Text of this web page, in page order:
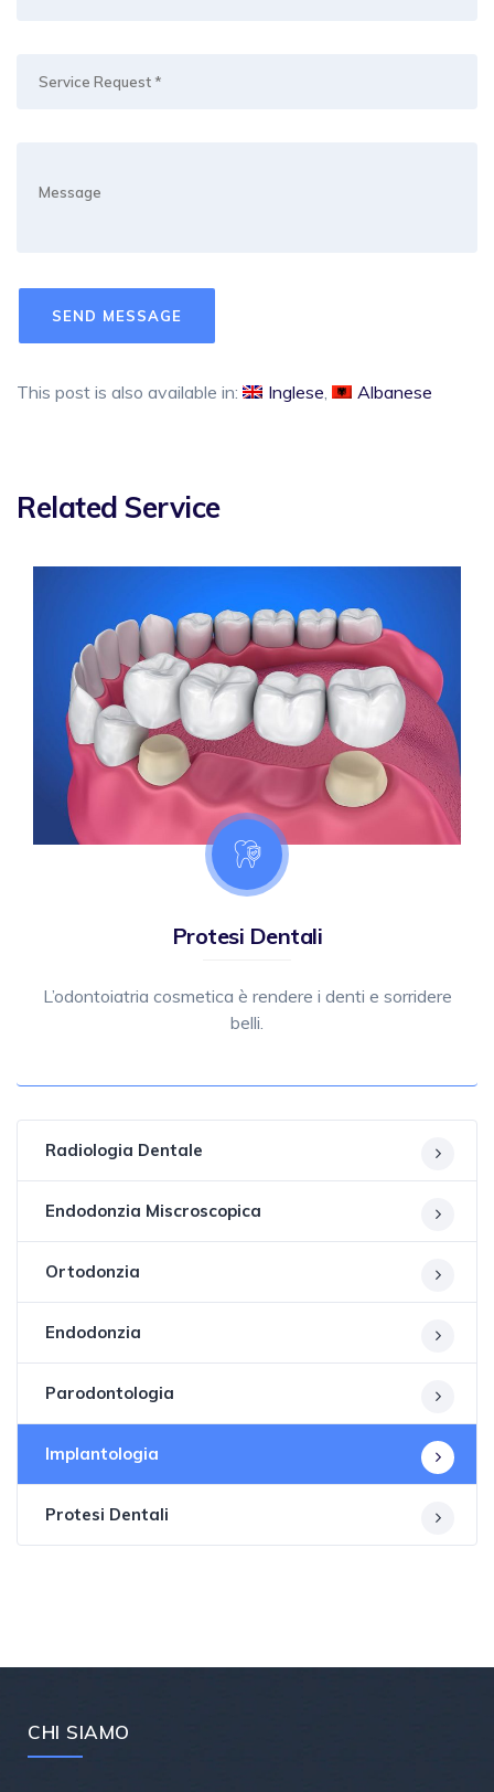
This post is also available in: Inglese Albanese
Related Service
Protesi Dentali
L’odontoiatria cosmetica è rendere i denti e sorridere
belli.
Radiologia Dentale
Endodonzia Miscroscopica
Ortodonzia
Endodonzia
Parodontologia
Implantologia
Protesi Dentali
CHI SIAMO